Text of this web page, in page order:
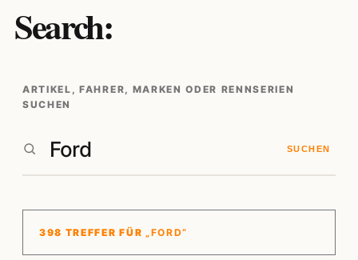
Search:
ARTIKEL, FAHRER, MARKEN ODER RENNSERIEN
SUCHEN
SUCHEN
398 TREFFER FÜR „FORD“